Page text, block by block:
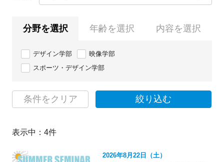
分野を選択 年齢を選択 内容を選択
デザイン学部
映像学部
スポーツ・デザイン学部
条件をクリア 絞り込む
表示中： 4件
2026年8月22日（土）